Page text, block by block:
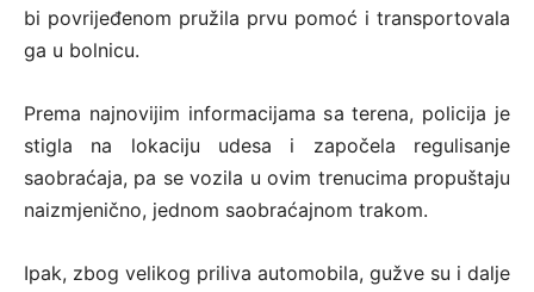
bi povrijeđenom pružila prvu pomoć i transportovala
ga u bolnicu.
Prema najnovijim informacijama sa terena, policija je
stigla na lokaciju udesa i započela regulisanje
saobraćaja, pa se vozila u ovim trenucima propuštaju
naizmjenično, jednom saobraćajnom trakom.
Ipak, zbog velikog priliva automobila, gužve su i dalje